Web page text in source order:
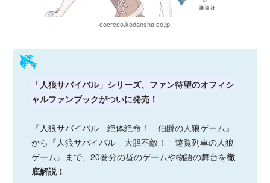
cocreco.kodansha.co.jp
「人狼サバイバル」シリーズ、ファン待望のオフィシ
ャルファンブックがついに発売！
『人狼サバイバル 絶体絶命！ 伯爵の人狼ゲーム』
から『人狼サバイバル 大胆不敵！ 遊覧列車の人狼
ゲーム』まで、20巻分の昼のゲームや物語の舞台を徹
底解説！